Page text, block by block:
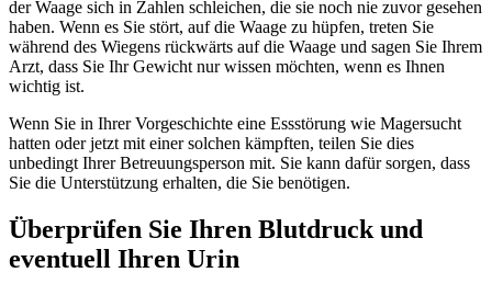
der Waage sich in Zahlen schleichen, die sie noch nie zuvor gesehen
haben. Wenn es Sie stört, auf die Waage zu hüpfen, treten Sie
während des Wiegens rückwärts auf die Waage und sagen Sie Ihrem
Arzt, dass Sie Ihr Gewicht nur wissen möchten, wenn es Ihnen
wichtig ist.
Wenn Sie in Ihrer Vorgeschichte eine Essstörung wie Magersucht
hatten oder jetzt mit einer solchen kämpften, teilen Sie dies
unbedingt Ihrer Betreuungsperson mit. Sie kann dafür sorgen, dass
Sie die Unterstützung erhalten, die Sie benötigen.
Überprüfen Sie Ihren Blutdruck und
eventuell Ihren Urin